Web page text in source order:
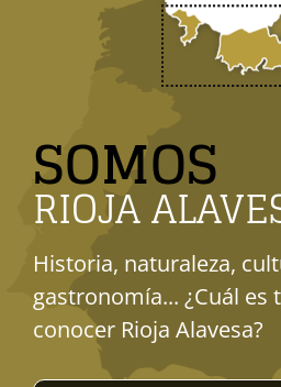
SOMOS
RIOJA
Historia, naturaleza,
gastronomía... ¿Cuál es
conocer Rioja Alavesa?